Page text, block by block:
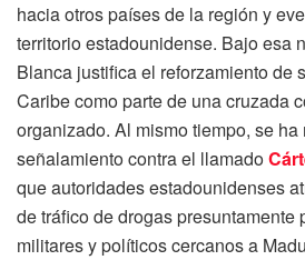
hacia otros países de la región y
territorio estadounidense. Bajo esa
Blanca justifica el reforzamiento de
Caribe como parte de una cruzada
organizado. Al mismo tiempo, se ha
señalamiento contra el llamado
que autoridades estadounidenses
de tráfico de drogas presuntamente
militares y políticos cercanos a